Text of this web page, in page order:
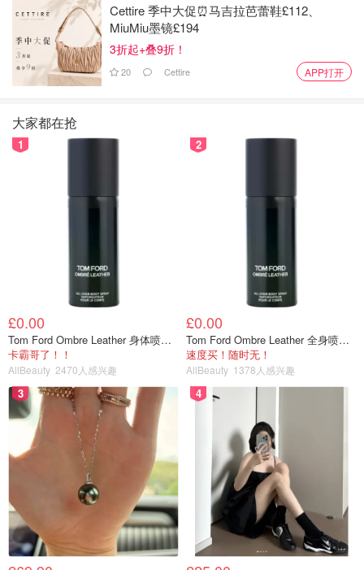
比较省事，而且我们技术也不好，做不出来那个味道…）要
么清汤或海鲜汤（在清水中加入葱段、姜片、红枣、枸杞、
鲜），配料大概就是肥牛、火锅料、海鲜、蔬菜等，不会有
Cettire 季中大促⏰马吉拉芭蕾鞋£112、
MiuMiu墨镜£194
3折起+叠9折！
20 Cettire APP打开
大家都在抢
1
£0.00
Tom Ford Ombre Leather 身体喷雾 150ml
卡霸哥了！！
AllBeauty 2470人感兴趣
2
£0.00
Tom Ford Ombre Leather 全身喷雾 150ml
速度买！随时无！
AllBeauty 1378人感兴趣
3 4